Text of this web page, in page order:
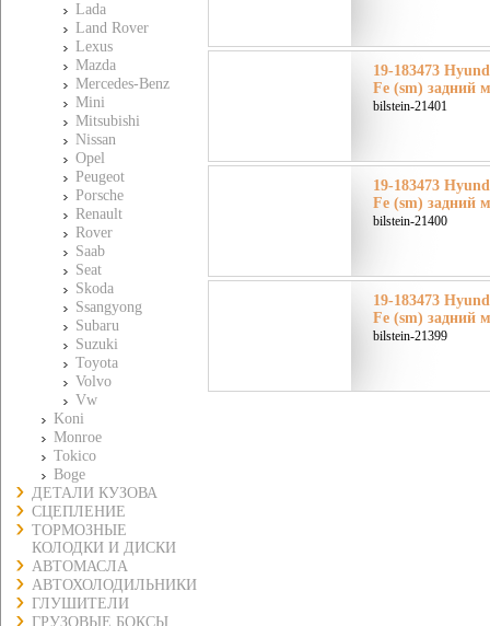
Lada
Land Rover
Lexus
Mazda
Mercedes-Benz
Mini
Mitsubishi
Nissan
Opel
Peugeot
Porsche
Renault
Rover
Saab
Seat
Skoda
Ssangyong
Subaru
Suzuki
Toyota
Volvo
Vw
Koni
Monroe
Tokico
Boge
ДЕТАЛИ КУЗОВА
СЦЕПЛЕНИЕ
ТОРМОЗНЫЕ
КОЛОДКИ И ДИСКИ
АВТОМАСЛА
АВТОХОЛОДИЛЬНИКИ
ГЛУШИТЕЛИ
ГРУЗОВЫЕ БОКСЫ
19-183473
Fe (sm) задний
bilstein-21401
19-183473
Fe (sm) задний
bilstein-21400
19-183473
Fe (sm) задний
bilstein-21399